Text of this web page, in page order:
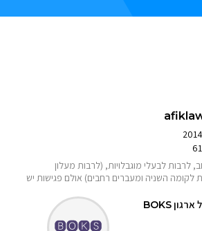
לבעלי מוגבלויות, (לרבות מעלון
לקומה השניה ומעברים רחבים) אולם פגישות יש
ארגוןBOKS